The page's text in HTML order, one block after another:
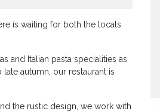
is waiting for both the locals
and Italian pasta specialities as
autumn, our restaurant is
the rustic design, we work with